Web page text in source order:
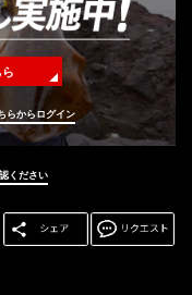
らからログイン
ください